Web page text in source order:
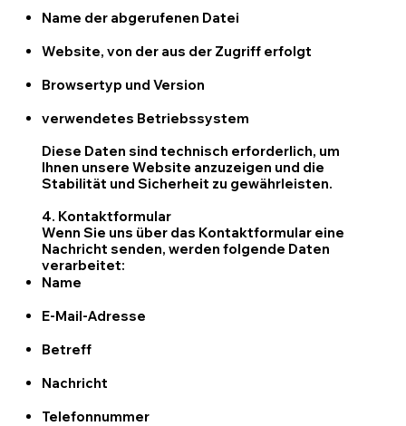
Name der abgerufenen Datei
Website, von der aus der Zugriff erfolgt
Browsertyp und Version
verwendetes Betriebssystem
Diese Daten sind technisch erforderlich, um
Ihnen unsere Website anzuzeigen und die
Stabilität und Sicherheit zu gewährleisten.
4. Kontaktformular
Wenn Sie uns über das Kontaktformular eine
Nachricht senden, werden folgende Daten
verarbeitet:
Name
E-Mail-Adresse
Betreff
Nachricht
​Telefonnummer